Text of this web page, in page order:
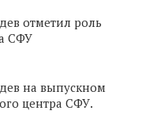
отметил роль
СФУ
на выпускном
центра СФУ.